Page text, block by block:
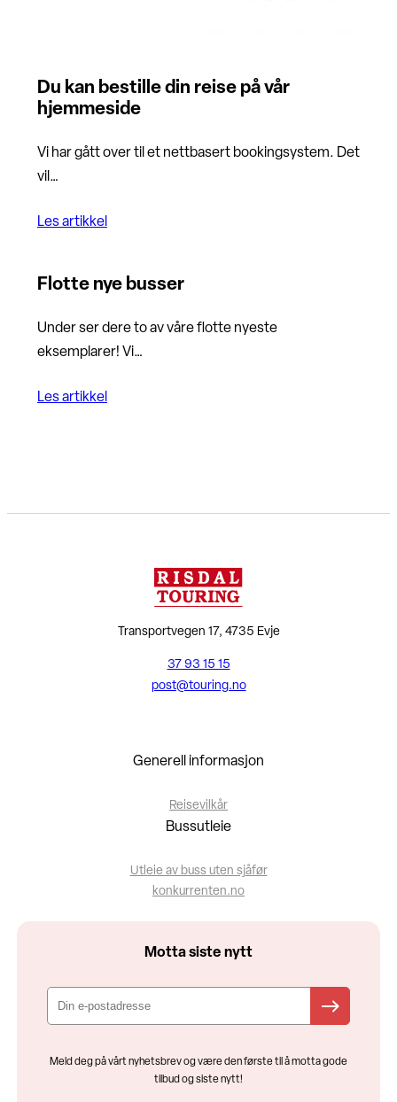
Du kan bestille din reise på vår
hjemmeside
Vi har gått over til et nettbasert bookingsystem. Det
vil…
Les artikkel
Flotte nye busser
Under ser dere to av våre flotte nyeste
eksemplarer! Vi…
Les artikkel
Transportvegen 17, 4735 Evje
37 93 15 15
post@touring.no
Generell informasjon
Reisevilkår
Bussutleie
Utleie av buss uten sjåfør
konkurrenten.no
Motta siste nytt
Meld deg på vårt nyhetsbrev og være den første til å motta gode
tilbud og siste nytt!